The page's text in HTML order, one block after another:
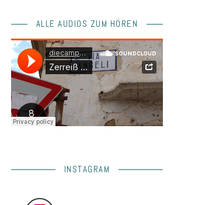
ALLE AUDIOS ZUM HÖREN
INSTAGRAM